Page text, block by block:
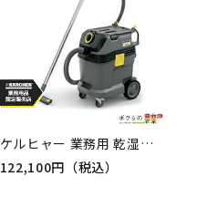
ケルヒャー 業務用 乾湿両用クリーナー NT 40/1 Tact 業務用 掃除機 集塵機KARCHER
122,100円（税込）